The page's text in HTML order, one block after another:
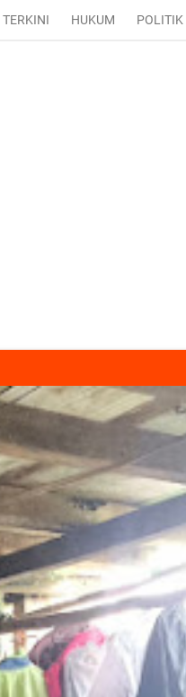
TERKINI HUKUM POLITIK